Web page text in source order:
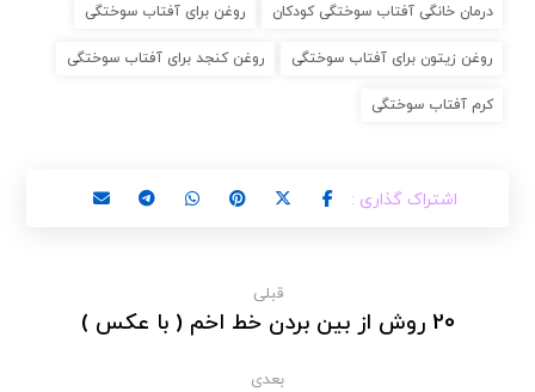
درمان خانگی آفتاب سوختگی کودکان روغن برای آفتاب سوختگی
روغن زیتون برای آفتاب سوختگی روغن کنجد برای آفتاب سوختگی
کرم آفتاب سوختگی
قبلی
20 روش از بین بردن خط اخم ( با عکس )
بعدی